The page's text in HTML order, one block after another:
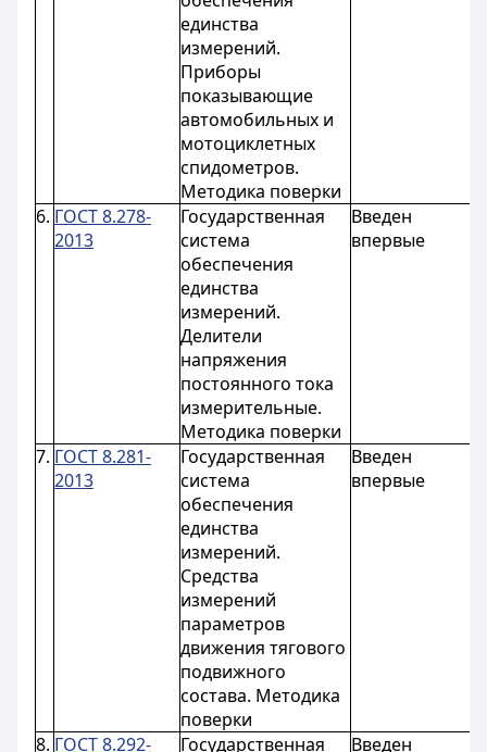
единства
измерений.
Приборы
показывающие
автомобильных и
мотоциклетных
спидометров.
Методика поверки
6. ГОСТ 8.278-
2013
Государственная
система
обеспечения
единства
измерений.
Делители
напряжения
постоянного тока
измерительные.
Методика поверки
Введен
впервые
7. ГОСТ 8.281-
2013
Государственная
система
обеспечения
единства
измерений.
Средства
измерений
параметров
движения тягового
подвижного
состава. Методика
поверки
Введен
впервые
8. ГОСТ 8.292-
Государственная
Введен